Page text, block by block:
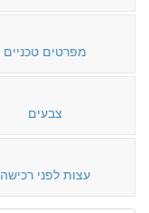
מפרטים טכניים
צבעים
עצות לפני רכישה